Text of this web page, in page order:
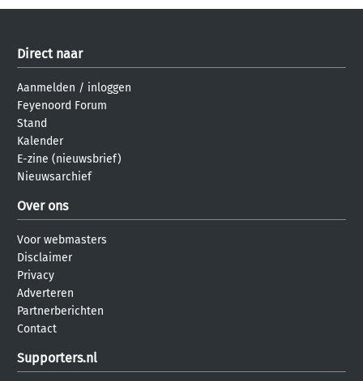
Direct naar
Aanmelden / inloggen
Feyenoord Forum
Stand
Kalender
E-zine (nieuwsbrief)
Nieuwsarchief
Over ons
Voor webmasters
Disclaimer
Privacy
Adverteren
Partnerberichten
Contact
Supporters.nl